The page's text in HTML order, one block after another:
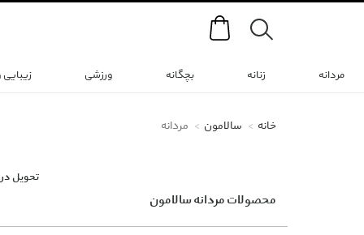
Search
مردانه زنانه بچگانه ورزشی
تحویل در
خانه سالامون مردانه
محصولات مردانه سالامون